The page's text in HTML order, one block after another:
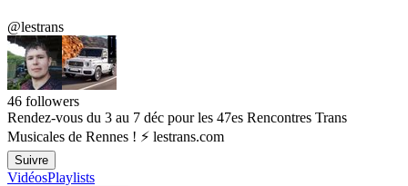
@lestrans
46 followers
Rendez-vous du 3 au 7 déc pour les 47es Rencontres Trans
Musicales de Rennes ! ⚡ lestrans.com
Suivre
VidéosPlaylists